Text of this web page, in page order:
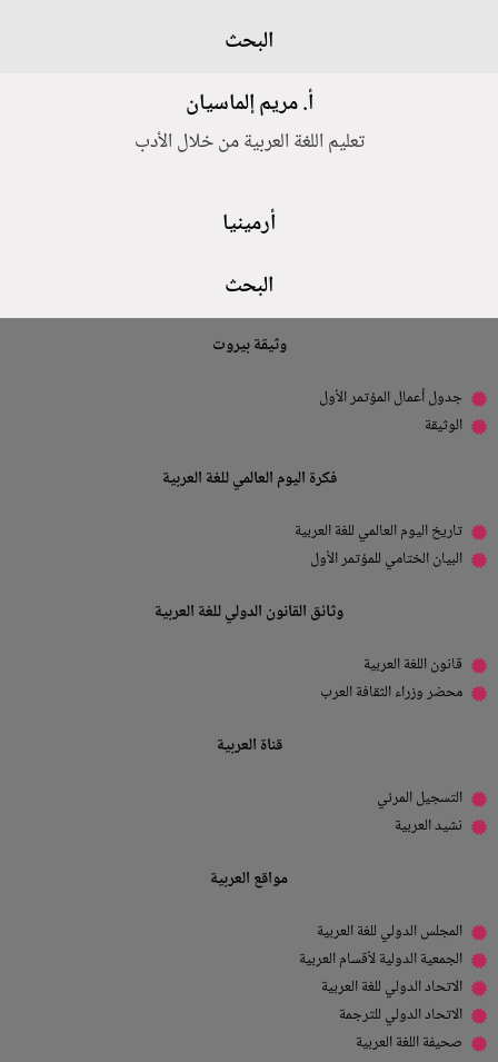
البحث
أ. مريم إلماسيان
تعليم اللغة العربية من خلال الأدب
أرمينيا
البحث
وثيقة بيروت
جدول أعمال المؤتمر الأول
الوثيقة
فكرة اليوم العالمي للغة العربية
تاريخ اليوم العالمي للغة العربية
البيان الختامي للمؤتمر الأول
وثائق القانون الدولي للغة العربية
قانون اللغة العربية
محضر وزراء الثقافة العرب
قناة العربية
التسجيل المرئي
نشيد العربية
مواقع العربية
المجلس الدولي للغة العربية
الجمعية الدولية لأقسام العربية
الاتحاد الدولي للغة العربية
الاتحاد الدولي للترجمة
صحيفة اللغة العربية